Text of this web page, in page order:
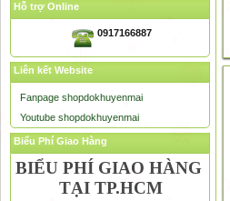
Hỗ trợ Online
0917166887
Liên kết Website
Fanpage shopdokhuyenmai
Youtube shopdokhuyenmai
Biểu Phí Giao Hàng
BIỂU PHÍ GIAO HÀNG
TẠI TP.HCM